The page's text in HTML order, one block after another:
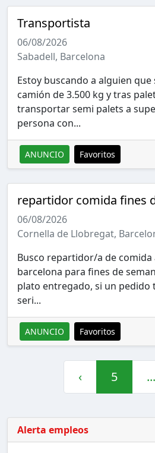
Transportista
06/08/2026
Sabadell, Barcelona
Estoy buscando a alguien que
camión de 3.500 kg y tras
transportar semi palets a
persona con...
ANUNCIO Favoritos
repartidor comida fines
06/08/2026
Cornella de Llobregat,
Busco repartidor/a de comida
barcelona para fines de
plato entregado, si un pedido
seri...
ANUNCIO Favoritos
‹ 5 ...
Alerta empleos